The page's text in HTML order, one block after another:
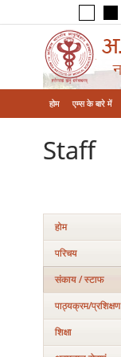
होम एम्‍स के बारे में
Staff
होम
परिचय
संकाय / स्टाफ
पाठ्यक्रम/प्रशिक्षण
शिक्षा